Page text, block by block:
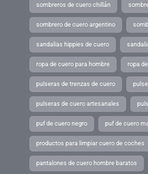
sombreros de cuero chillán
sombrero de cuero argentino
sandalias hippies de cuero
ropa de cuero para hombre ropa
pulseras de trenzas de cuero
pulseras de cuero artesanales
puf de cuero negro puf de cuero
productos para limpiar cuero de coches
pantalones de cuero hombre baratos